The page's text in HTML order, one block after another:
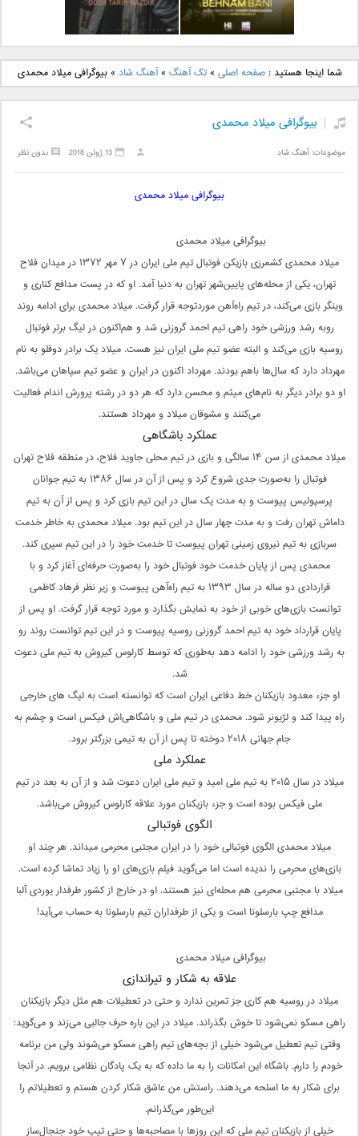
دانلود آهنگ جدید بهنام
بانی بنام قرص قمر 2
دانلود آهنگ جدید علی
یاسینی بنام دورترین نزدیک
شما اینجا هستید :صفحه اصلی »تک آهنگ »آهنگ شاد »بیوگرافی میلاد محمدی
بیوگرافی میلاد محمدی
موضوعات:آهنگ شاد بدون نظر 13 ژوئن 2018
بیوگرافی میلاد محمدی
بیوگرافی میلاد محمدی
میلاد محمدی کشمرزی بازیکن فوتبال تیم ملی ایران در ۷ مهر ۱۳۷۲ در میدان فلاح
تهران، یکی از محله‌های پایین‌شهر تهران به دنیا آمد. او که در پست مدافع کناری و
وینگر بازی می‌کند، در تیم راه‌آهن موردتوجه قرار گرفت. میلاد محمدی برای ادامه روند
روبه رشد ورزشی خود راهی تیم احمد گروزنی شد و هم‌اکنون در لیگ برتر فوتبال
روسیه بازی می‌کند و البته عضو تیم ملی ایران نیز هست. میلاد یک برادر دوقلو به نام
مهرداد دارد که سال‌ها باهم بودند. مهرداد اکنون در ایران و عضو تیم سپاهان می‌باشد.
او دو برادر دیگر به نام‌های میثم و محسن دارد که هر دو در رشته پرورش اندام فعالیت
می‌کنند و مشوقان میلاد و مهرداد هستند.
عملکرد باشگاهی
میلاد محمدی از سن ۱۴ سالگی و بازی در تیم محلی جاوید فلاح، در منطقه فلاح تهران
فوتبال را به‌صورت جدی شروع کرد و پس از آن در سال ۱۳۸۶ به تیم جوانان
پرسپولیس پیوست و به مدت یک سال در این تیم بازی کرد و پس از آن به تیم
داماش تهران رفت و به مدت چهار سال در این تیم بود. میلاد محمدی به خاطر خدمت
سربازی به تیم نیروی زمینی تهران پیوست تا خدمت خود را در این تیم سپری کند.
محمدی پس از پایان خدمت خود فوتبال خود را به‌صورت حرفه‌ای آغاز کرد و با
قراردادی دو ساله در سال ۱۳۹۳ به تیم راه‌آهن پیوست و زیر نظر فرهاد کاظمی
توانست بازی‌های خوبی از خود به نمایش بگذارد و مورد توجه قرار گرفت. او پس از
پایان قرارداد خود به تیم احمد گروزنی روسیه پیوست و در این تیم توانست روند رو
به رشد ورزشی خود را ادامه دهد به‌طوری که توسط کارلوس کیروش به تیم ملی دعوت
شد.
او جزء معدود بازیکنان خط دفاعی ایران است که توانسته است به لیگ های خارجی
راه پیدا کند و لژیونر شود. محمدی در تیم ملی و باشگاهی‌اش فیکس است و چشم به
جام جهانی ۲۰۱۸ دوخته تا پس از آن به تیمی بزرگتر برود.
عملکرد ملی
میلاد در سال ۲۰۱۵ به تیم ملی امید و تیم ملی ایران دعوت شد و از آن به بعد در تیم
ملی فیکس بوده است و جزء بازیکنان مورد علاقه کارلوس کیروش می‌باشد.
الگوی فوتبالی
میلاد محمدی الگوی فوتبالی خود را در ایران مجتبی محرمی میداند. هر چند او
بازی‌های محرمی را ندیده است اما می‌گوید فیلم بازی‌های او را زیاد تماشا کرده است.
میلاد با مجتبی محرمی هم محله‌ای نیز هستند. او در خارج از کشور طرفدار یوردی آلبا
مدافع چپ بارسلونا است و یکی از طرفداران تیم بارسلونا به حساب می‌آید!
بیوگرافی میلاد محمدی
علاقه به شکار و تیراندازی
میلاد در روسیه هم کاری جز تمرین ندارد و حتی در تعطیلات هم مثل دیگر بازیکنان
راهی مسکو نمی‌شود تا خوش بگذراند. میلاد در این باره حرف جالبی می‌زند و می‌گوید:
وقتی تیم تعطیل می‌شود خیلی از بچه‌های تیم راهی مسکو می‌شوند ولی من برنامه
خودم را دارم. باشگاه این امکانات را به ما داده که به یک پادگان نظامی برویم. در آنجا
برای شکار به ما اسلحه می‌دهند. راستش من عاشق شکار کردن هستم و تعطیلاتم را
این‌طور می‌گذرانم.
خیلی از بازیکنان تیم ملی که این روزها با مصاحبه‌ها و حتی تیپ خود جنجال‌ساز